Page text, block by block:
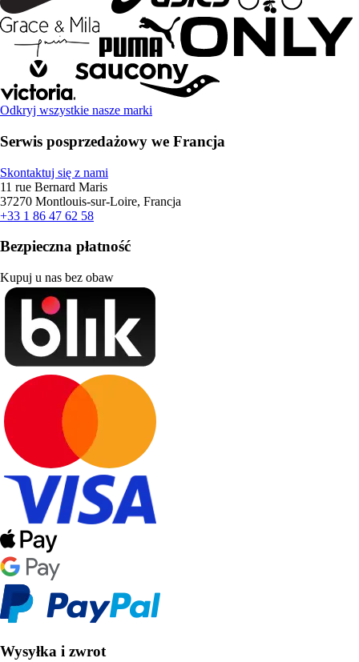
Odkryj wszystkie nasze marki
Serwis posprzedażowy we Francja
Skontaktuj się z nami
11 rue Bernard Maris
37270 Montlouis-sur-Loire, Francja
+33 1 86 47 62 58
Bezpieczna płatność
Kupuj u nas bez obaw
Wysyłka i zwrot